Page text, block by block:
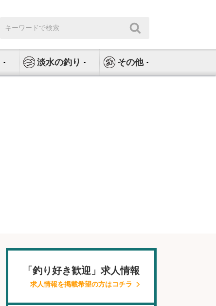
索:
淡水の釣り その他
「釣り好き歓迎」求人情報
求人情報を掲載希望の方はコチラ